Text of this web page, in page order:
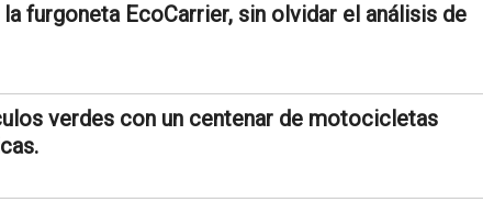
furgoneta EcoCarrier, sin olvidar el análisis de
verdes con un centenar de motocicletas